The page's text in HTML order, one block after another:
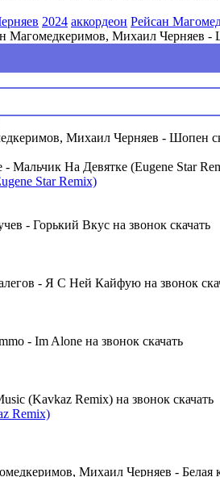
2024 аккордеон Рейсан
Магомедкеримов, Михаил Черняев -
Михаил Черняев - Шопен
Star Remix)
Remix)